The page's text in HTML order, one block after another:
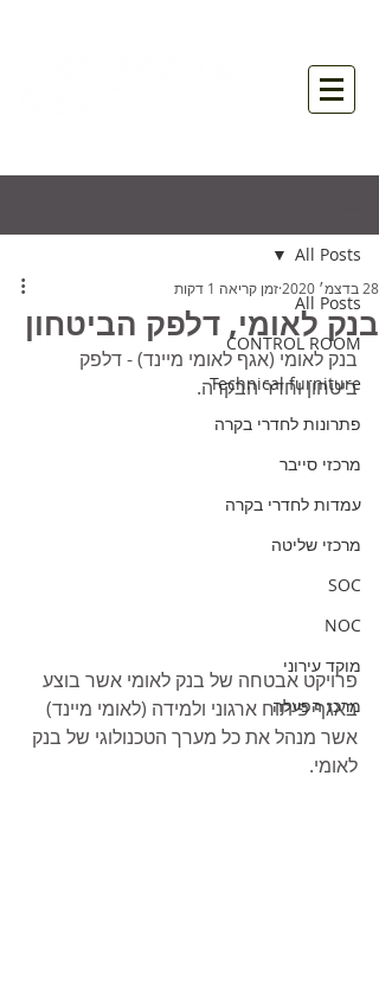
All Posts
CONTROL ROOM
Technical furniture
פתרונות לחדרי בקרה
מרכזי סייבר
עמדות לחדרי בקרה
מרכזי שליטה
SOC
NOC
מוקד עירוני
מרכז הפעלה
All Posts
בנק לאומי, דלפק הביטחון
28 בדצמ׳ 2020 זמן קריאה 1 דקות
בנק לאומי (אגף לאומי מיינד) - דלפק
ביטחון וחדר הבקרה.
פרויקט אבטחה של בנק לאומי אשר בוצע
באגף פיתוח ארגוני ולמידה (לאומי מיינד)
אשר מנהל את כל מערך הטכנולוגי של בנק
לאומי.